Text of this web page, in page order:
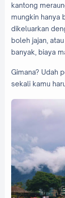
kantong
mungkin hanya
dikeluarkan
boleh jajan,
banyak, biaya
Gimana? Udah
sekali kamu